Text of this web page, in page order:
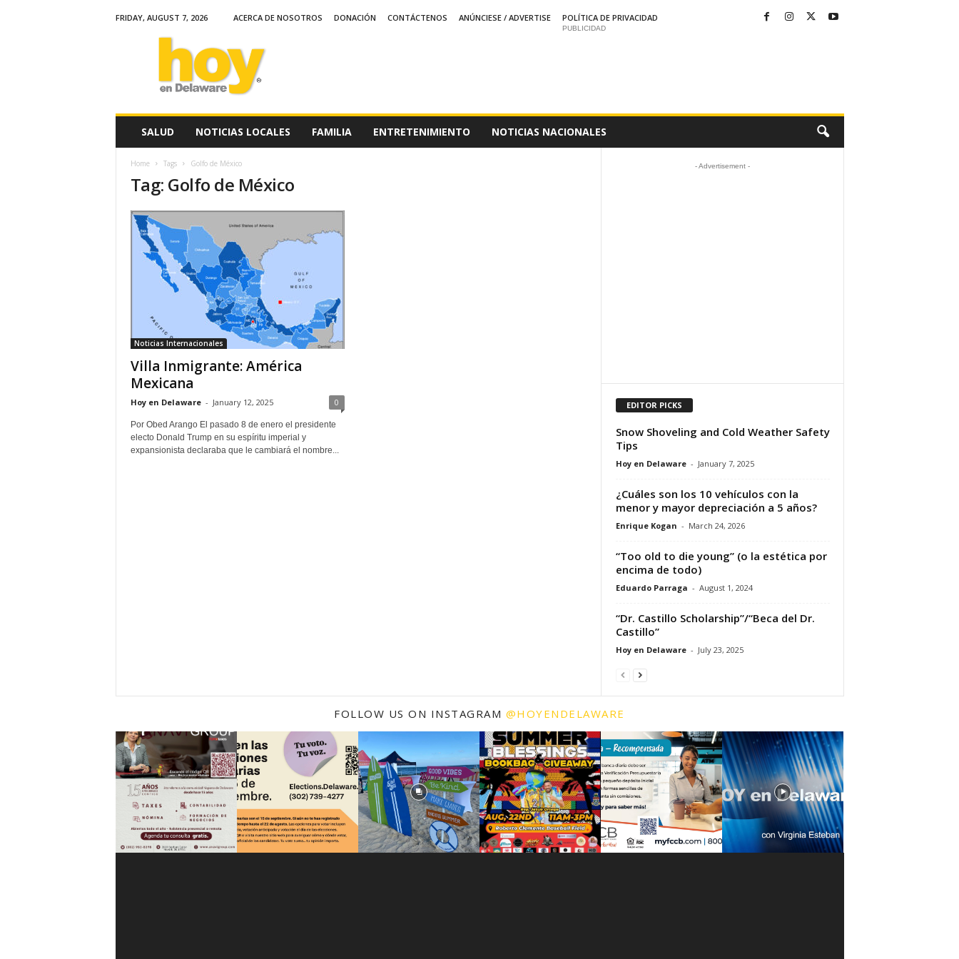
FRIDAY, AUGUST 7, 2026 ACERCA DE NOSOTROS DONACIÓN CONTÁCTENOS ANÚNCIESE / ADVERTISE
POLÍTICA DE PRIVACIDAD
PUBLICIDAD
SALUD NOTICIAS LOCALES FAMILIA ENTRETENIMIENTO NOTICIAS NACIONALES
Home Tags Golfo de México
Tag: Golfo de México
Noticias Internacionales
Villa Inmigrante: América
Mexicana
Hoy en Delaware - January 12, 2025 0
Por Obed Arango El pasado 8 de enero el presidente
electo Donald Trump en su espíritu imperial y
expansionista declaraba que le cambiará el nombre...
- Advertisement -
EDITOR PICKS
Snow Shoveling and Cold Weather Safety
Tips
Hoy en Delaware - January 7, 2025
¿Cuáles son los 10 vehículos con la
menor y mayor depreciación a 5 años?
Enrique Kogan - March 24, 2026
“Too old to die young” (o la estética por
encima de todo)
Eduardo Parraga - August 1, 2024
“Dr. Castillo Scholarship”/“Beca del Dr.
Castillo”
Hoy en Delaware - July 23, 2025
FOLLOW US ON INSTAGRAM @HOYENDELAWARE